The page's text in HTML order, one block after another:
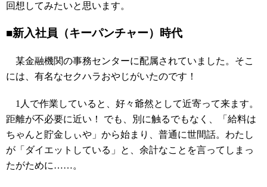
回想してみたいと思います。
■新入社員（キーパンチャー）時代
某金融機関の事務センターに配属されていました。そこ
には、有名なセクハラおやじがいたのです！
1人で作業していると、好々爺然として近寄って来ます。
距離が不必要に近い！ でも、別に触るでもなく、「給料は
ちゃんと貯金しぃや」から始まり、普通に世間話。わたし
が「ダイエットしている」と、余計なことを言ってしまっ
たがために……。